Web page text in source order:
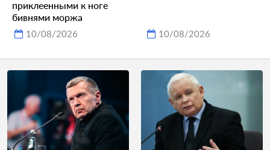
приклеенными к ноге
бивнями моржа
10/08/2026 10/08/2026